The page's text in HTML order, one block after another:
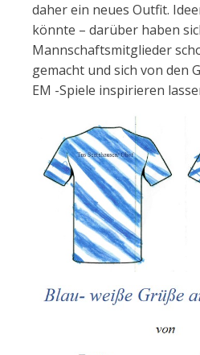
daher ein neues Outfit.
könnte – darüber haben
Mannschaftsmitglieder
gemacht und sich von den
EM -Spiele inspirieren